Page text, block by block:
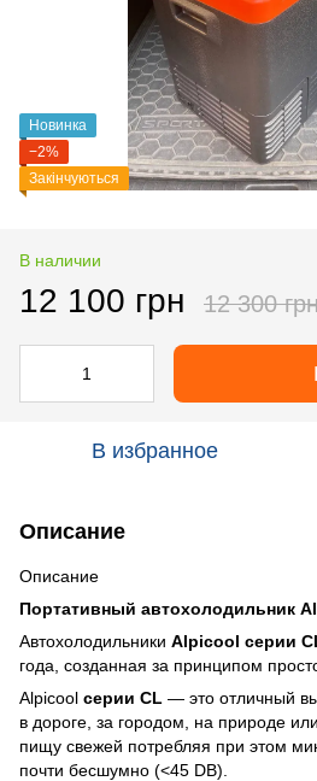
Новинка
−2%
Закінчуються
В наличии
12 100 грн 12 300
В избранное
Описание
Описание
Портативный автохолодильник
Автохолодильники Alpicool серии
года, созданная за принципом
Alpicool серии CL — это отличный
в дороге, за городом, на природе
пищу свежей потребляя при этом
почти бесшумно (<45 DB).